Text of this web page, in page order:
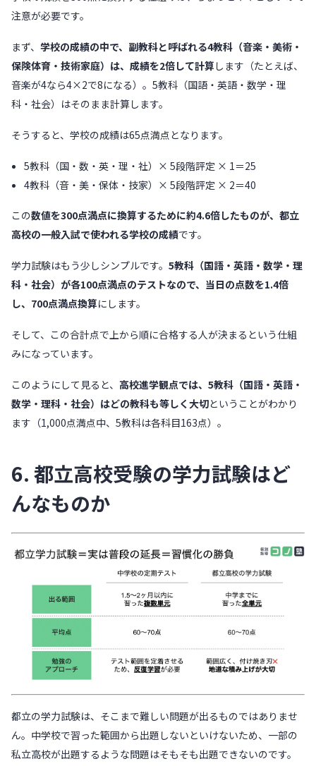
注意が必要です。
まず、 学校の成績の中で、副教科と呼ばれる4教科（音楽・美術・
保険体育・技術家庭）は、成績を2倍して計算 します（たとえば、
音楽が4なら4×2で8になる）。5教科（国語・英語・数学・理
科・社会）はそのまま計算します。
そうすると、学校の成績は65点満点となります。
5教科（国・数・英・理・社）× 5段階評定 × 1＝25
4教科（音・美・保体・技家）× 5段階評定 × 2＝40
この数値を300点満点に換算するために約4.6倍したものが、都立
高校の一般入試で使われる学校の成績です。
学力試験はもう少しシンプルです。 5教科（国語・英語・数学・理
科・社会）が各100点満点のテストなので、当日の点数を1.4倍
し、700点満点換算にします。
そして、この合計点で上から順に合格する人が決まるという仕組
みになっています。
このようにして見ると、 高校進学観点では、5教科（国語・英語・
数学・理科・社会）はどの教科も等しく大切ということがわかり
ます（1,000点満点中、5教科は各科目163点）。
6. 都立高校受験の学力試験はど
んなものか
都立の学力試験は、そこまで難しい問題が出るものではありませ
ん。中学校で習った範囲から出題しないといけないため、一部の
私立高校が出題するような問題はそもそも出題できないのです。